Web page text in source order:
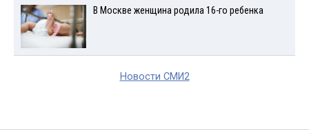
В Москве женщина родила 16-го ребенка
Новости СМИ2